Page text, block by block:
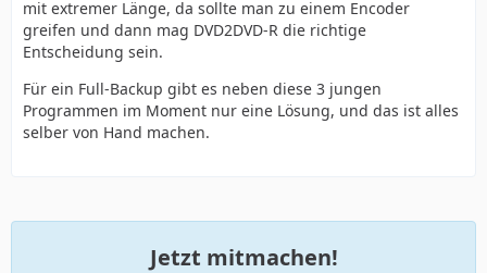
mit extremer Länge, da sollte man zu einem Encoder
greifen und dann mag DVD2DVD-R die richtige
Entscheidung sein.
Für ein Full-Backup gibt es neben diese 3 jungen
Programmen im Moment nur eine Lösung, und das ist alles
selber von Hand machen.
Jetzt mitmachen!